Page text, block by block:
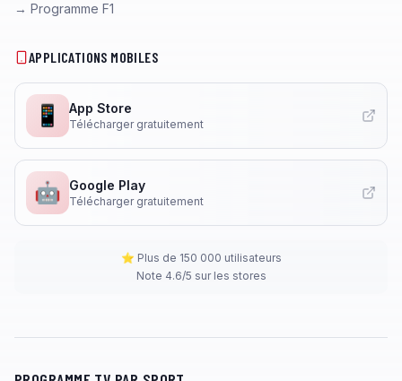
→ Programme F1
APPLICATIONS MOBILES
📱 App Store
Télécharger gratuitement
🤖 Google Play
Télécharger gratuitement
⭐ Plus de 150 000 utilisateurs
Note 4.6/5 sur les stores